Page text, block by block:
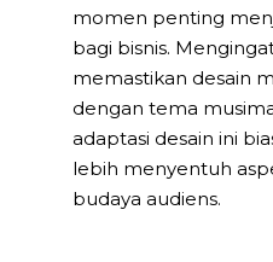
momen penting
bagi bisnis.
memastikan desain
dengan tema
adaptasi desain ini
lebih menyentuh
budaya audiens.